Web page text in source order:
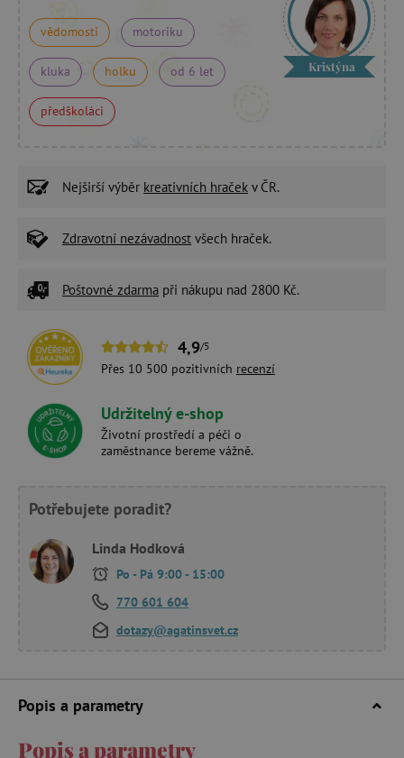
vědomosti motoriku
kluka holku od 6 let
předškoláci
Kristýna
Nejširší výběr kreativních hraček v ČR.
Zdravotní nezávadnost všech hraček.
Poštovné zdarma při nákupu nad 2800 Kč.
4,9/5
Přes 10 500 pozitivních recenzí
Udržitelný e-shop
Životní prostředí a péči o
zaměstnance bereme vážně.
Potřebujete poradit?
Linda Hodková
Po - Pá 9:00 - 15:00
770 601 604
dotazy@agatinsvet.cz
Popis a parametry
Popis a parametry